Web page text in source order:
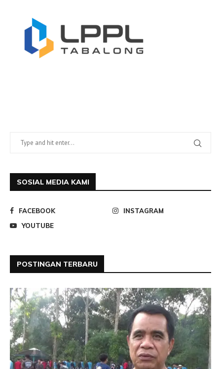
SOSIAL MEDIA KAMI
FACEBOOK
INSTAGRAM
YOUTUBE
POSTINGAN TERBARU